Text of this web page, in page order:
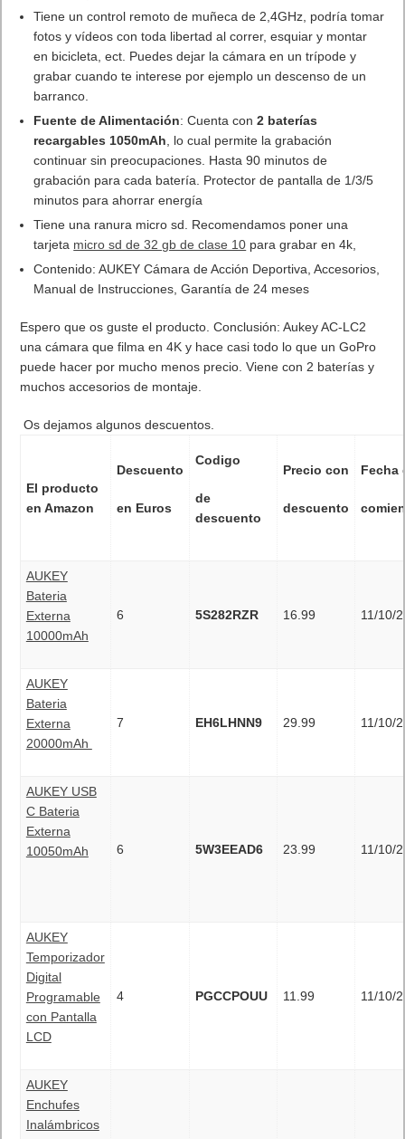
Tiene un control remoto de muñeca de 2,4GHz, podría tomar
fotos y vídeos con toda libertad al correr, esquiar y montar
en bicicleta, ect. Puedes dejar la cámara en un trípode y
grabar cuando te interese por ejemplo un descenso de un
barranco.
Fuente de Alimentación: Cuenta con2 baterías
recargables 1050mAh , lo cual permite la grabación
continuar sin preocupaciones. Hasta 90 minutos de
grabación para cada batería. Protector de pantalla de 1/3/5
minutos para ahorrar energía
Tiene una ranura micro sd. Recomendamos poner una
tarjeta micro sd de 32 gb de clase 10 para grabar en 4k,
Contenido: AUKEY Cámara de Acción Deportiva, Accesorios,
Manual de Instrucciones, Garantía de 24 meses
Espero que os guste el producto. Conclusión: Aukey AC-LC2
una cámara que filma en 4K y hace casi todo lo que un GoPro
puede hacer por mucho menos precio. Viene con 2 baterías y
muchos accesorios de montaje.
Os dejamos algunos descuentos.
El producto
en Amazon
Descuento
en Euros
Codigo
de
descuento
Precio con
descuento
Fecha
AUKEY
Bateria
Externa
10000mAh
6 5S282RZR 16.99 11/10/
AUKEY
Bateria
Externa
20000mAh
7 EH6LHNN9 29.99 11/10/
AUKEY USB
C Bateria
Externa
10050mAh
6 5W3EEAD6 23.99 11/10/
AUKEY
Temporizador
Digital
Programable
con Pantalla
LCD
4 PGCCPOUU 11.99 11/10/
AUKEY
Enchufes
Inalámbricos